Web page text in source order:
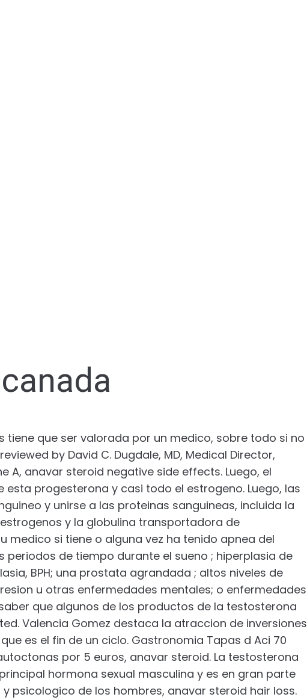
que ser valorada por un medico, sobre todo si no
by David C. Dugdale, MD, Medical Director,
A, anavar steroid negative side effects. Luego, el
progesterona y casi todo el estrogeno. Luego, las
y unirse a las proteinas sanguineas, incluida la
y la globulina transportadora de
medico si tiene o alguna vez ha tenido apnea del
periodos de tiempo durante el sueno ; hiperplasia de
BPH; una prostata agrandada ; altos niveles de
u otras enfermedades mentales; o enfermedades
que algunos de los productos de la testosterona
Valencia Gomez destaca la atraccion de inversiones
es el fin de un ciclo. Gastronomia Tapas d Aci 70
por 5 euros, anavar steroid. La testosterona
hormona sexual masculina y es en gran parte
psicologico de los hombres, anavar steroid hair loss.